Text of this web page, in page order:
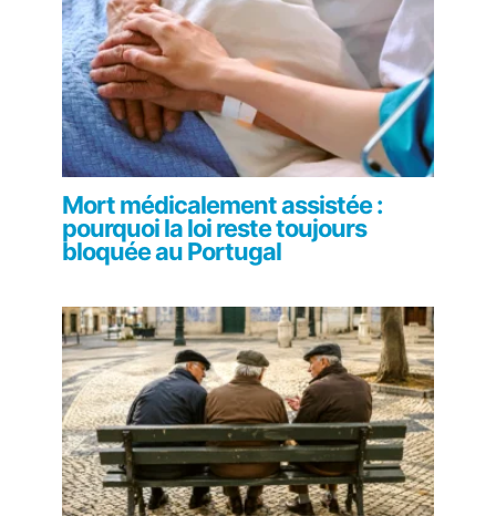
Mort médicalement assistée :
pourquoi la loi reste toujours
bloquée au Portugal